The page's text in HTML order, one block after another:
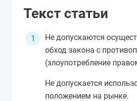
Текст статьи
Не допускаются
обход закона с
(злоупотребление
Не допускается
положением на рынке.